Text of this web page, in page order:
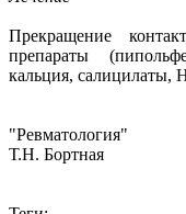
Прекращение
препараты
кальция, салицилаты,
"Ревматология"
Т.Н. Бортная